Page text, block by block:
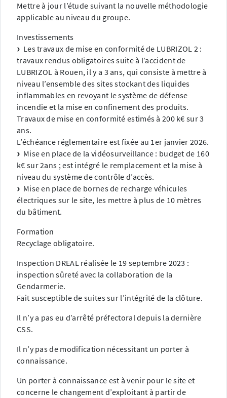
Mettre à jour l’étude suivant la nouvelle méthodologie
applicable au niveau du groupe.
Investissements
Les travaux de mise en conformité de LUBRIZOL 2 :
travaux rendus obligatoires suite à l’accident de
LUBRIZOL à Rouen, il y a 3 ans, qui consiste à mettre à
niveau l’ensemble des sites stockant des liquides
inflammables en revoyant le système de défense
incendie et la mise en confinement des produits.
Travaux de mise en conformité estimés à 200 k€ sur 3
ans.
L’échéance réglementaire est fixée au 1er janvier 2026.
Mise en place de la vidéosurveillance : budget de 160
k€ sur 2ans ; est intégré le remplacement et la mise à
niveau du système de contrôle d’accès.
Mise en place de bornes de recharge véhicules
électriques sur le site, les mettre à plus de 10 mètres
du bâtiment.
Formation
Recyclage obligatoire.
Inspection DREAL réalisée le 19 septembre 2023 :
inspection sûreté avec la collaboration de la
Gendarmerie.
Fait susceptible de suites sur l’intégrité de la clôture.
Il n’y a pas eu d’arrêté préfectoral depuis la dernière
CSS.
Il n’y pas de modification nécessitant un porter à
connaissance.
Un porter à connaissance est à venir pour le site et
concerne le changement d’exploitant à partir de